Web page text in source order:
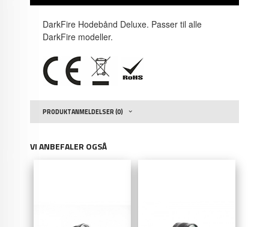
DarkFire Hodebånd Deluxe. Passer til alle
DarkFire modeller.
PRODUKTANMELDELSER (0)
VI ANBEFALER OGSÅ